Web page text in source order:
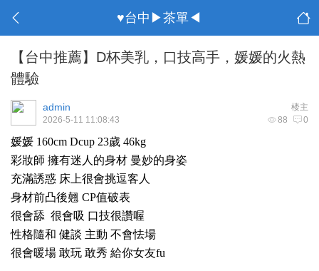
♥台中▶茶單◀
【台中推薦】D杯美乳，口技高手，媛媛的火熱
體驗
楼主
admin
88 0
2026-5-11 11:08:43
媛媛 160cm Dcup 23歲 46kg
彩妝師 擁有迷人的身材 曼妙的身姿
充滿誘惑 床上很會挑逗客人
身材前凸後翹 CP值破表
很會舔 很會吸 口技很讚喔
性格隨和 健談 主動 不會怯場
很會暖場 敢玩 敢秀 給你女友fu